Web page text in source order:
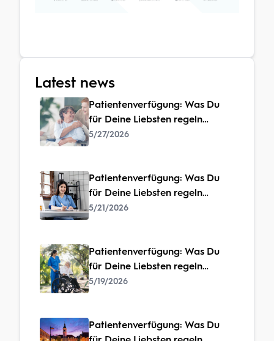
Latest news
Patientenverfügung: Was Du
für Deine Liebsten regeln
solltest – bevor es zu spät ist
5/27/2026
Patientenverfügung: Was Du
für Deine Liebsten regeln
solltest – bevor es zu spät ist
5/21/2026
Patientenverfügung: Was Du
für Deine Liebsten regeln
solltest – bevor es zu spät ist
5/19/2026
Patientenverfügung: Was Du